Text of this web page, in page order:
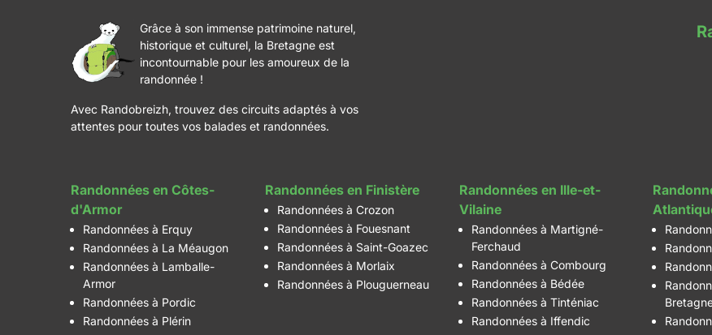
Grâce à son immense patrimoine naturel,
historique et culturel, la Bretagne est
incontournable pour les amoureux de la
randonnée !
Avec Randobreizh, trouvez des circuits adaptés à vos
attentes pour toutes vos balades et randonnées.
Randonnées en Côtes-
d'Armor
Randonnées à Erquy
Randonnées à La Méaugon
Randonnées à Lamballe-
Armor
Randonnées à Pordic
Randonnées à Plérin
Randonnées en Finistère
Randonnées à Crozon
Randonnées à Fouesnant
Randonnées à Saint-Goazec
Randonnées à Morlaix
Randonnées à Plouguerneau
Randonnées en Ille-et-
Vilaine
Randonnées à Martigné-
Ferchaud
Randonnées à Combourg
Randonnées à Bédée
Randonnées à Tinténiac
Randonnées à Iffendic